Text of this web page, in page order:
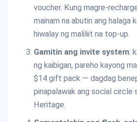
voucher. Kung magre-
mainam na abutin ang halaga
hiwalay ng maliliit na top-up.
Gamitin ang invite system:
ng kaibigan, pareho kayong
$14 gift pack — dagdag
pinapalawak ang social circle
Heritage.